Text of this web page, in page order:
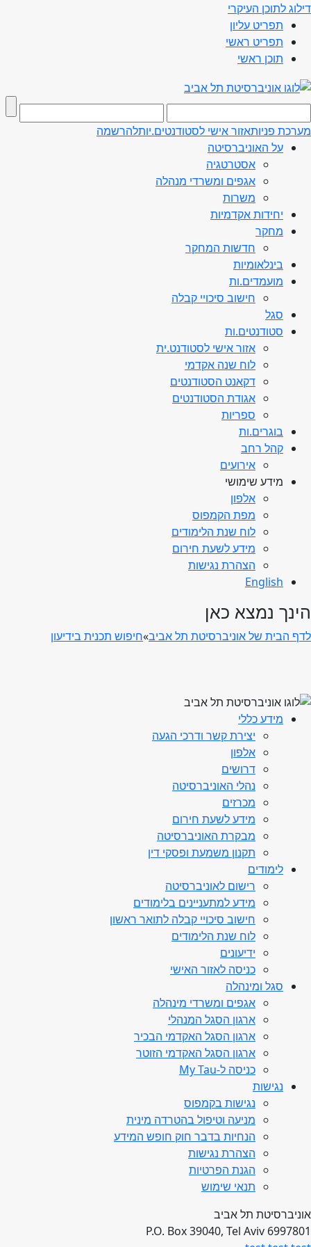
דילוג לתוכן העיקרי
תפריט עליון
תפריט ראשי
תוכן ראשי
מערכת פניותאזור אישי לסטודנטים.יותלהרשמה
על האוניברסיטה
אסטרטגיה
אגפים ומשרדי מנהלה
משרות
יחידות אקדמיות
מחקר
חדשות המחקר
בינלאומיות
מועמדים.ות
חישוב סיכויי קבלה
סגל
סטודנטים.ות
אזור אישי לסטודנט.ית
לוח שנה אקדמי
דקאנט הסטודנטים
אגודת הסטודנטים
ספריות
בוגרים.ות
קהל רחב
אירועים
מידע שימושי
אלפון
מפת הקמפוס
לוח שנת הלימודים
מידע לשעת חירום
הצהרת נגישות
English
הינך נמצא כאן
לדף הבית של אוניברסיטת תל אביב»חיפוש תכנית בידיעון
מידע כללי
יצירת קשר ודרכי הגעה
אלפון
דרושים
נהלי האוניברסיטה
מכרזים
מידע לשעת חירום
מבקרת האוניברסיטה
תקנון משמעת ופסקי דין
לימודים
רישום לאוניברסיטה
מידע למתעניינים בלימודים
חישוב סיכויי קבלה לתואר ראשון
לוח שנת הלימודים
ידיעונים
כניסה לאזור האישי
סגל ומינהלה
אגפים ומשרדי מינהלה
ארגון הסגל המנהלי
ארגון הסגל האקדמי הבכיר
ארגון הסגל האקדמי הזוטר
כניסה ל-My Tau
נגישות
נגישות בקמפוס
מניעה וטיפול בהטרדה מינית
הנחיות בדבר חוק חופש המידע
הצהרת נגישות
הגנת הפרטיות
תנאי שימוש
אוניברסיטת תל אביב
P.O. Box 39040, Tel Aviv 6997801